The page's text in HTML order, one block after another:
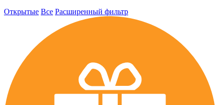
Открытые Все Расширенный фильтр